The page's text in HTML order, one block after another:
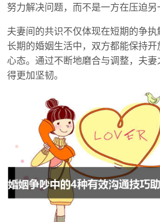
努力解决问题，而不是一方在压迫另
夫妻间的共识不仅体现在短期的争
长期的婚姻生活中，双方都能保持
心态。通过不断地磨合与调整，夫
得更加坚韧。